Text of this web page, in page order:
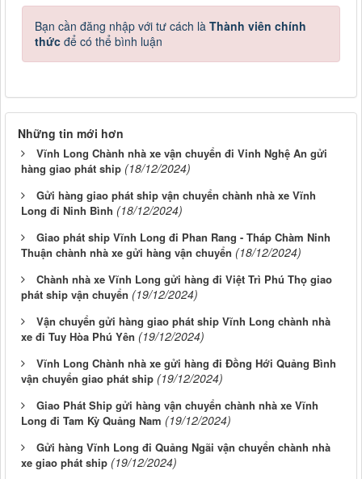
Bạn cần đăng nhập với tư cách là Thành viên chính
thức để có thể bình luận
Những tin mới hơn
Vĩnh Long Chành nhà xe vận chuyển đi Vinh Nghệ An gửi
hàng giao phát ship (18/12/2024)
Gửi hàng giao phát ship vận chuyển chành nhà xe Vĩnh
Long đi Ninh Bình (18/12/2024)
Giao phát ship Vĩnh Long đi Phan Rang - Tháp Chàm Ninh
Thuận chành nhà xe gửi hàng vận chuyển (18/12/2024)
Chành nhà xe Vĩnh Long gửi hàng đi Việt Trì Phú Thọ giao
phát ship vận chuyển (19/12/2024)
Vận chuyển gửi hàng giao phát ship Vĩnh Long chành nhà
xe đi Tuy Hòa Phú Yên (19/12/2024)
Vĩnh Long Chành nhà xe gửi hàng đi Đồng Hới Quảng Bình
vận chuyển giao phát ship (19/12/2024)
Giao Phát Ship gửi hàng vận chuyển chành nhà xe Vĩnh
Long đi Tam Kỳ Quảng Nam (19/12/2024)
Gửi hàng Vĩnh Long đi Quảng Ngãi vận chuyển chành nhà
xe giao phát ship (19/12/2024)